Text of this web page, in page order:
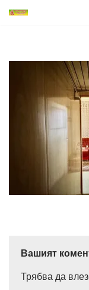
съдържанието
Вашият
Трябва да